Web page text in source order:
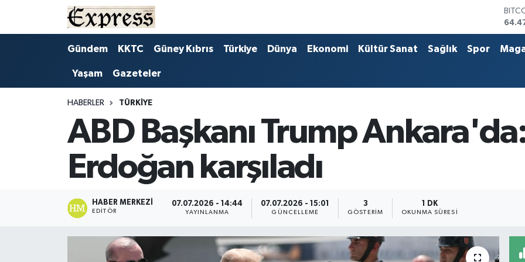
Gündem KKTC Güney Kıbrıs Türkiye Dünya Ekonomi Kültür Sanat Sağlık Spor
Yaşam Gazeteler
HABERLER TÜRKIYE
ABD Başkanı Trump
Erdoğan karşıladı
HABER MERKEZI
EDITÖR
07.07.2026 - 14:44
YAYINLANMA
07.07.2026 - 15:01
GÜNCELLEME
3
GÖSTERIM
1 DK
OKUNMA SÜRESI
ALAYKÖY
ALSANCAK
ÇATALKÖY
Hava Durumu
Trafik Durumu
Süper Lig Puan Durumu ve Fikstür
Tüm Manşetler
Son Dakika Haberleri